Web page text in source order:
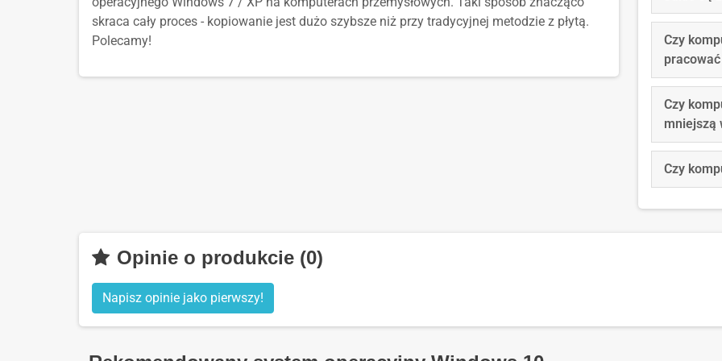
skraca cały proces - kopiowanie jest dużo szybsze niż przy tradycyjnej metodzie z płytą.
Polecamy!
Czy
Czy
mniejszą
Czy
Opinie o produkcie (0)
Napisz opinie jako pierwszy!